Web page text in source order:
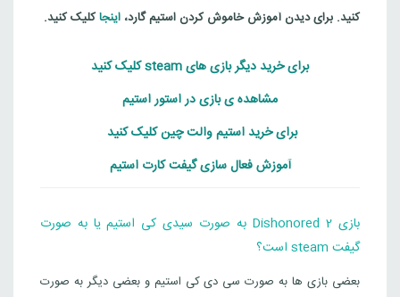
کنید. برای دیدن آموزش خاموش کردن استیم گارد، اینجاکلیک کنید.
برای خرید دیگر بازی های steam کلیک کنید
مشاهده ی بازی در استور استیم
برای خرید استیم والت چین کلیک کنید
آموزش فعال سازی گیفت کارت استیم
بازی Dishonored 2 به صورت سیدی کی استیم یا به صورت
گیفت steam است؟
بعضی بازی ها به صورت سی دی کی استیم و بعضی دیگر به صورت